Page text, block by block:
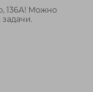
136А! Можно
или н...